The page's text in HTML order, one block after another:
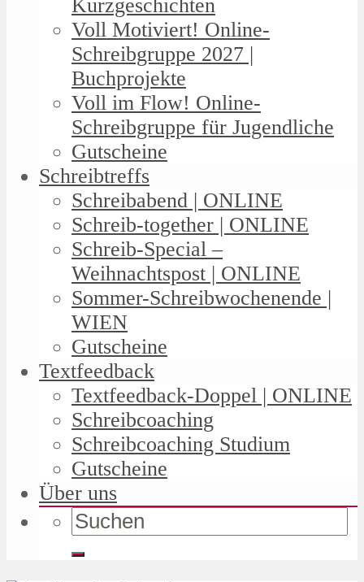
Kurzgeschichten
Voll Motiviert! Online-
Schreibgruppe 2027 |
Buchprojekte
Voll im Flow! Online-
Schreibgruppe für Jugendliche
Gutscheine
Schreibtreffs
Schreibabend | ONLINE
Schreib-together | ONLINE
Schreib-Special –
Weihnachtspost | ONLINE
Sommer-Schreibwochenende |
WIEN
Gutscheine
Textfeedback
Textfeedback-Doppel | ONLINE
Schreibcoaching
Schreibcoaching Studium
Gutscheine
Über uns